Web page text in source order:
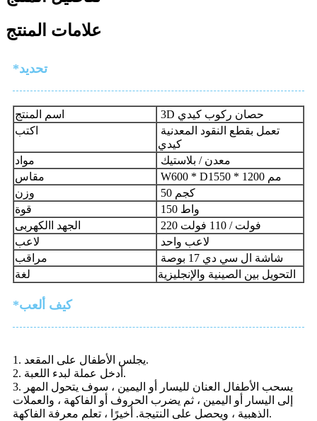
علامات المنتج
*تحديد
اسم المنتج
3D حصان ركوب كيدي
اكتب
كيدي
مواد
معدن / بلاستيك
مقاس
W600 * D1550 * 1200 مم
وزن
50 كجم
قوة
150 واط
الجهد االكهربى
220 فولت / 110 فولت
لاعب
لاعب واحد
مراقب
شاشة ال سي دي 17 بوصة
لغة
التحويل بين الصينية والإنجليزية
*كيف ألعب
1. يجلس الأطفال على المقعد.
2. أدخل عملة لبدء اللعبة.
3. يسحب الأطفال العنان لليسار أو اليمين ، سوف يتحول المهر
إلى اليسار أو اليمين ، ثم يضرب الحروف أو الفاكهة ، والعملات
الذهبية ، ويحصل على النتيجة. أخيرًا ، تعلم معرفة الفاكهة.